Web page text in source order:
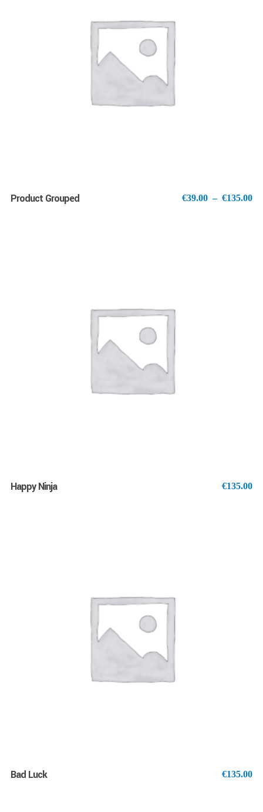
VOIR LES PRODUITS
Product Grouped €39.00 – €135.00
AJOUTER AU PANIER
Happy Ninja €135.00
AJOUTER AU PANIER
Bad Luck €135.00